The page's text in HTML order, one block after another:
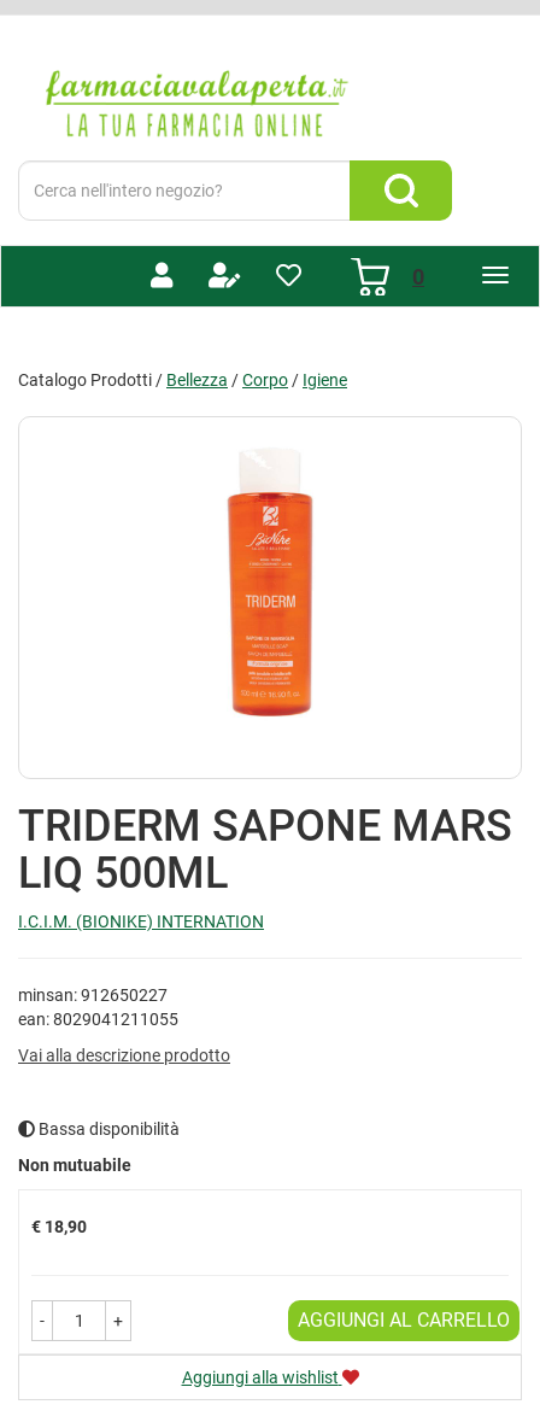
principale
Valaperta
Cerca
Prodotto
Cerca Prodotto
0prodotti
Catalogo Prodotti / Bellezza /Corpo / Igiene
TRIDERM SAPONE MARS
LIQ 500ML
I.C.I.M. (BIONIKE) INTERNATION
minsan: 912650227
ean: 8029041211055
Vai alla descrizione prodotto
Bassa disponibilità
Non mutuabile
Prezzo
€ 18,90
- + AGGIUNGI AL CARRELLO
Aggiungi alla wishlist